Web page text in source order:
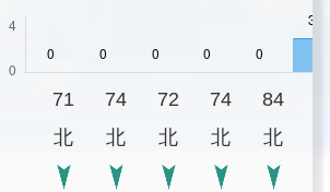
71 74 72 74 84
北
北 北 北 北